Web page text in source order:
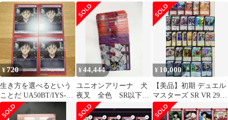
¥720
生き方を選べるという
ことだ UA50BT/IYS-1-
073 U 4枚セット
¥44,444
ユニオンアリーナ 犬
夜叉 全色 SR以下4
コン
¥ 10,000
【美品】初期 デュエル
マスターズ SR VR 29枚
まとめ売り 旧枠 クラシ
ック